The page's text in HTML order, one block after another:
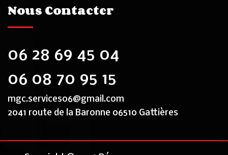
Nous Contacter
06 28 69 45 04
06 08 70 95 15
mgc.services06@gmail.com
2041 route de la Baronne 06510 Gattières